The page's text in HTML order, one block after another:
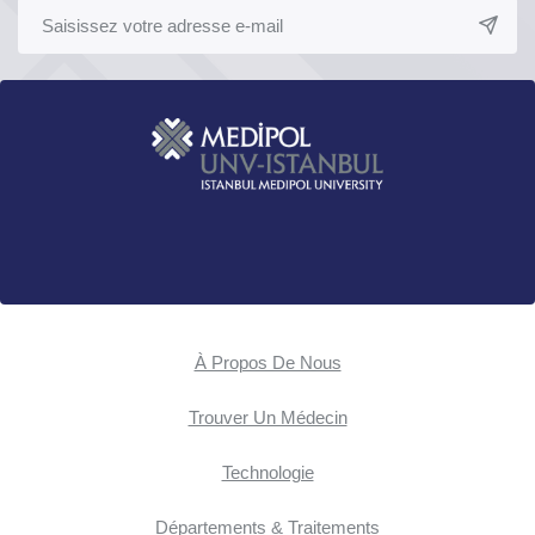
À Propos De Nous
Trouver Un Médecin
Technologie
Départements & Traitements